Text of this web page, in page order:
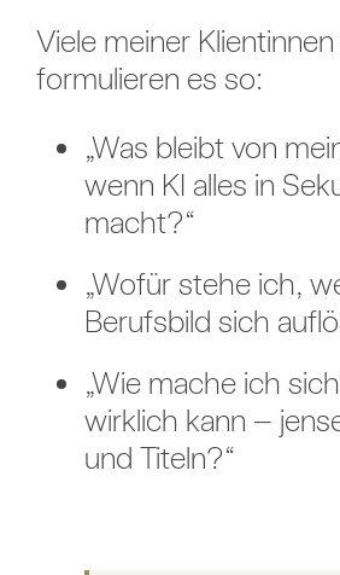
Viele meiner
formulieren es so:
„Was bleibt von
wenn KI alles in
macht?“
„Wofür stehe ich,
Berufsbild sich
„Wie mache ich
wirklich kann –
und Titeln?“